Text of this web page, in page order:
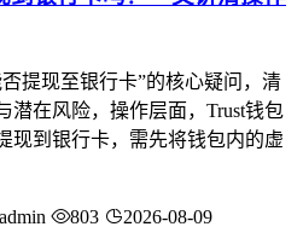
提现至银行卡”的核心疑问，清
潜在风险，操作层面，Trust钱包
现到银行卡，需先将钱包内的虚
803 2026-08-09